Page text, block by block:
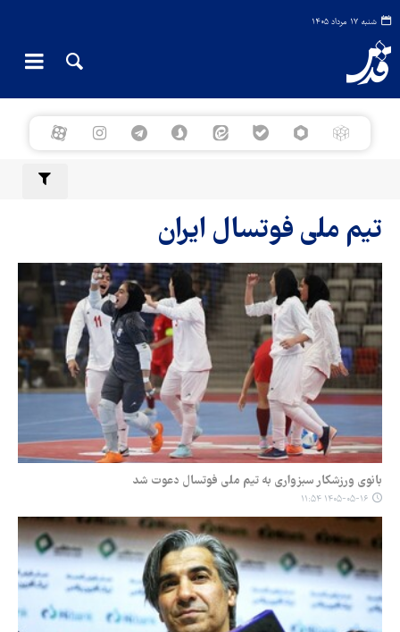
شنبه ۱۷ مرداد ۱۴۰۵
تیم ملی فوتسال ایران
بانوی ورزشکار سبزواری به تیم ملی فوتسال دعوت شد
۱۴۰۵-۰۵-۱۶ ۱۱:۵۴